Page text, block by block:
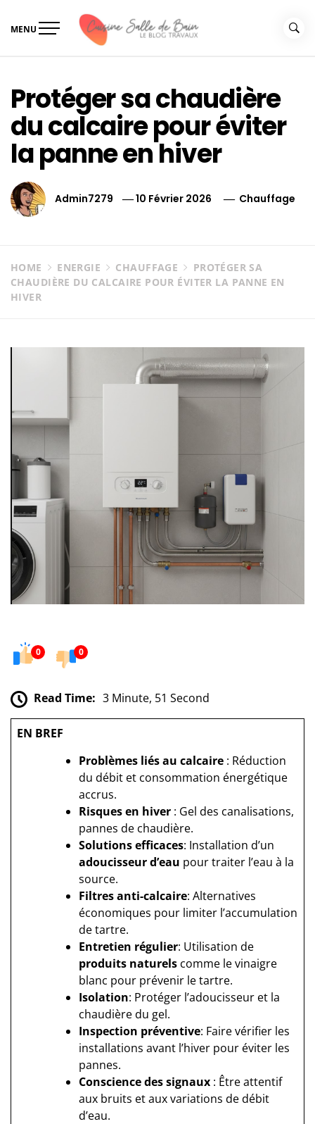
MENU
Protéger sa chaudière
du calcaire pour éviter
la panne en hiver
Admin7279 10 Février 2026 Chauffage
HOME ENERGIE CHAUFFAGE
PROTÉGER SA
CHAUDIÈRE DU CALCAIRE POUR ÉVITER LA PANNE EN
HIVER
0 0
Read Time: 3 Minute, 51 Second
EN BREF
Problèmes liés au calcaire : Réduction
du débit et consommation énergétique
accrus.
Risques en hiver : Gel des canalisations,
pannes de chaudière.
Solutions efficaces: Installation d’un
adoucisseur d’eau pour traiter l’eau à la
source.
Filtres anti-calcaire: Alternatives
économiques pour limiter l’accumulation
de tartre.
Entretien régulier: Utilisation de
produits naturels comme le vinaigre
blanc pour prévenir le tartre.
Isolation: Protéger l’adoucisseur et la
chaudière du gel.
Inspection préventive: Faire vérifier les
installations avant l’hiver pour éviter les
pannes.
Conscience des signaux : Être attentif
aux bruits et aux variations de débit
d’eau.